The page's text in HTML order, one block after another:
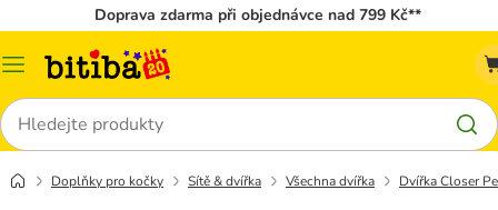
Doprava zdarma při objednávce nad 799 Kč**
Kategorie
Hledat
Doplňky pro kočky Sítě & dvířka Všechna dvířka Dvířka Closer